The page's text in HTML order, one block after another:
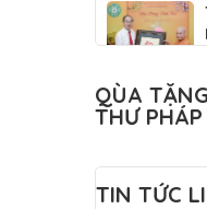
QÙA
THƯ
TIN TỨC